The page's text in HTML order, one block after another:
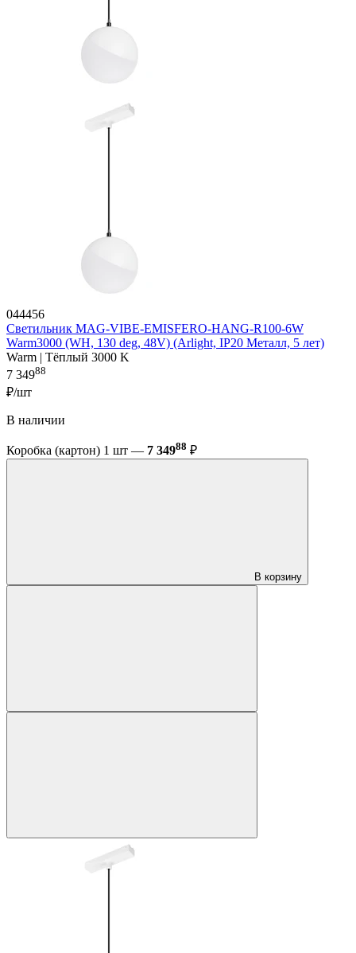
044456
Светильник MAG-VIBE-EMISFERO-HANG-R100-6W
Warm3000 (WH, 130 deg, 48V) (Arlight, IP20 Металл, 5 лет)
Warm | Тёплый 3000 K
7 34988
₽/шт
В наличии
Коробка (картон) 1 шт — 7 34988 ₽
В корзину